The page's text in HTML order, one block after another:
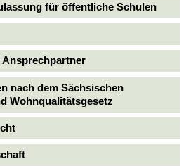
für öffentliche Schulen
nach dem Sächsischen
Wohnqualitätsgesetz